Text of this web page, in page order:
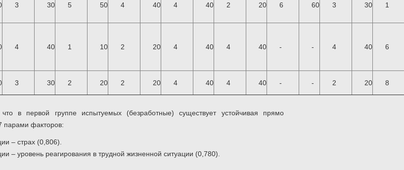
3 30 5 50 4 40 4 40 2 20 6 60 3 30 1
4 40 1 10 2 20 4 40 4 40 - - 4 40 6
3 30 2 20 2 20 4 40 4 40 - - 2 20 8
в первой группе испытуемых (безработные) существует устойчивая прямо
парами факторов:
– страх (0,806).
– уровень реагирования в трудной жизненной ситуации (0,780).